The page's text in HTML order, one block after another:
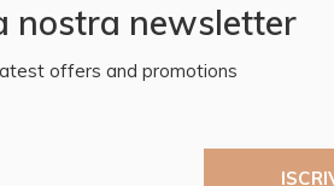
nostra newsletter
offers and promotions